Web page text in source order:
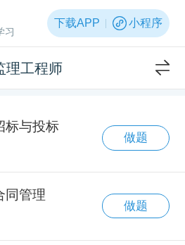
习
下载APP 小程序
理工程师
标与投标
做题
同管理
做题